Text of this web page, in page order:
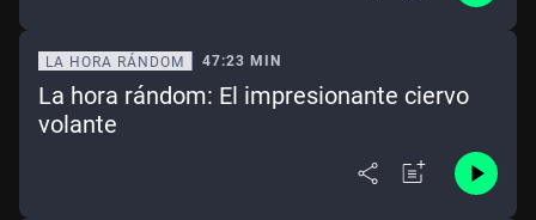
LA HORA RÁNDOM 47:23 MIN
La hora rándom: El impresionante ciervo
volante